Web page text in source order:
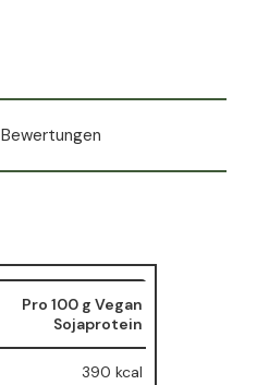
Bewertungen
Pro 100 g Vegan
Sojaprotein
390 kcal